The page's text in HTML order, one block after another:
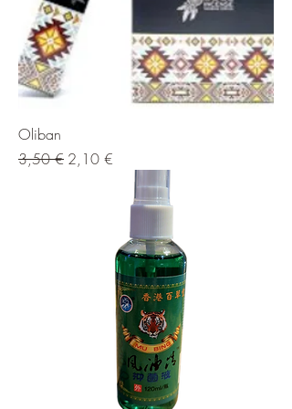
Oliban
Prix original
3,50 € Prix promotionnel
2,10 €